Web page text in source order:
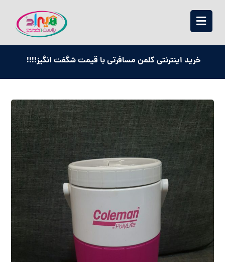
خرید اینترنتی کلمن مسافرتی با قیمت شگفت انگیز!!!!